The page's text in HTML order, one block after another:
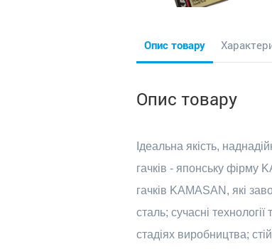
Опис товару
Опис товару
Ідеальна якість,
гачків - японську фірму
гачків KAMASAN, які
сталь; сучасні
стадіях виробництва;